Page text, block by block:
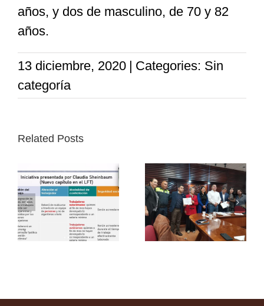
años, y dos de masculino, de 70 y 82
años.
13 diciembre, 2020 | Categories: Sin
categoría
Related Posts